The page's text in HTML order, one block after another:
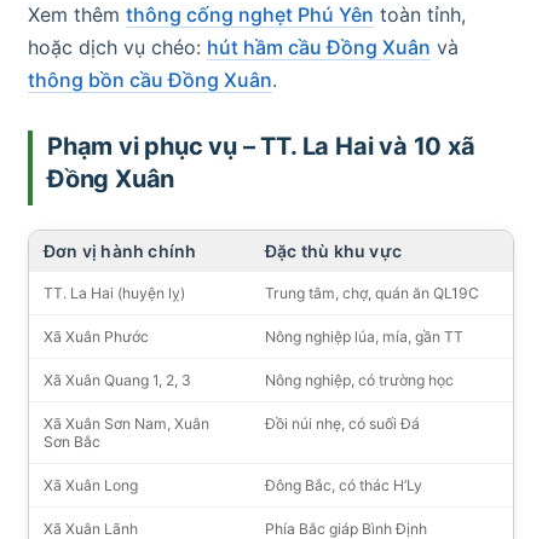
Xem thêm thông cống nghẹt Phú Yên toàn tỉnh,
hoặc dịch vụ chéo: hút hầm cầu Đồng Xuân và
thông bồn cầu Đồng Xuân.
Phạm vi phục vụ – TT. La Hai và 10 xã
Đồng Xuân
Đơn vị hành chính Đặc thù khu vực
TT. La Hai (huyện lỵ) Trung tâm, chợ, quán ăn QL19C
Xã Xuân Phước Nông nghiệp lúa, mía, gần TT
Xã Xuân Quang 1, 2, 3 Nông nghiệp, có trường học
Xã Xuân Sơn Nam, Xuân
Sơn Bắc
Đồi núi nhẹ, có suối Đá
Xã Xuân Long Đông Bắc, có thác H’Ly
Xã Xuân Lãnh Phía Bắc giáp Bình Định